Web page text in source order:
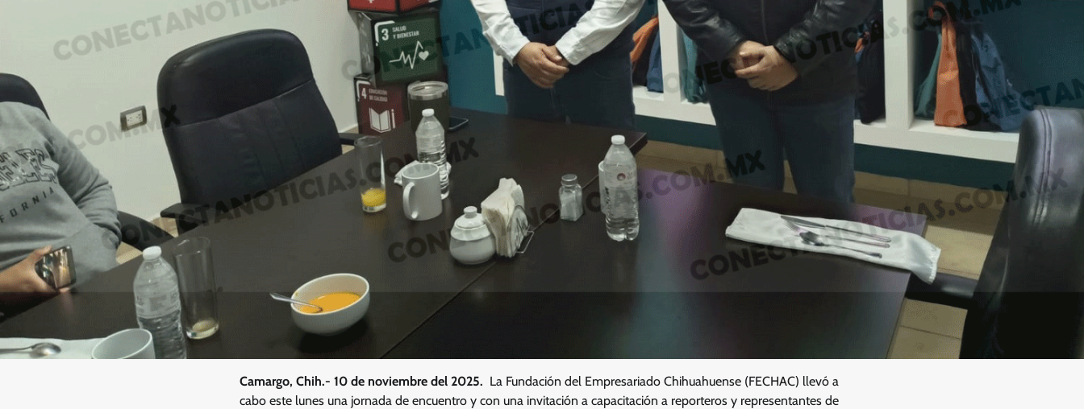
Camargo, Chih.- 10 de noviembre del 2025. La Fundación del Empresariado Chihuahuense (FECHAC) llevó a
cabo este lunes una jornada de encuentro y con una invitación a capacitación a reporteros y representantes de